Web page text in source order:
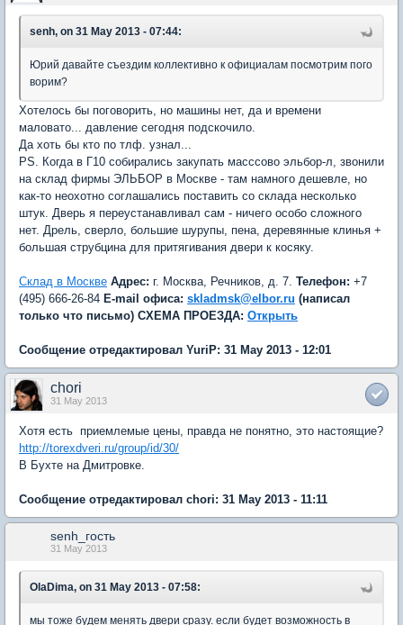
senh, on 31 May 2013 - 07:44:
Юрий давайте съездим коллективно к официалам посмотрим пого
ворим?
Хотелось бы поговорить, но машины нет, да и времени
маловато... давление сегодня подскочило.
Да хоть бы кто по тлф. узнал...
PS. Когда в Г10 собирались закупать масссово эльбор-л, звонили
на склад фирмы ЭЛЬБОР в Москве - там намного дешевле, но
как-то неохотно соглашались поставить со склада несколько
штук. Дверь я переустанавливал сам - ничего особо сложного
нет. Дрель, сверло, большие шурупы, пена, деревянные клинья +
большая струбцина для притягивания двери к косяку.
Склад в Москве Адрес: г. Москва, Речников, д. 7. Телефон: +7
(495) 666-26-84 E-mail офиса: skladmsk@elbor.ru (написал
только что письмо) СХЕМА ПРОЕЗДА: Открыть
Сообщение отредактировал YuriP: 31 May 2013 - 12:01
chori
31 May 2013
Хотя есть приемлемые цены, правда не понятно, это настоящие?
http://torexdveri.ru/group/id/30/
В Бухте на Дмитровке.
Сообщение отредактировал chori: 31 May 2013 - 11:11
senh_гость
31 May 2013
OlaDima, on 31 May 2013 - 07:58:
мы тоже будем менять двери сразу. если будет возможность в